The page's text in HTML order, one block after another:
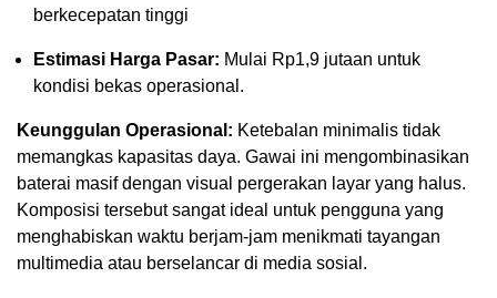
berkecepatan tinggi
Estimasi Harga Pasar: Mulai Rp1,9 jutaan untuk
kondisi bekas operasional.
Keunggulan Operasional: Ketebalan minimalis tidak
memangkas kapasitas daya. Gawai ini mengombinasikan
baterai masif dengan visual pergerakan layar yang halus.
Komposisi tersebut sangat ideal untuk pengguna yang
menghabiskan waktu berjam-jam menikmati tayangan
multimedia atau berselancar di media sosial.